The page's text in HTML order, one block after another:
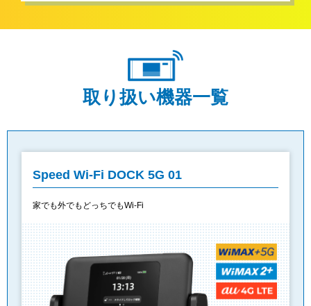
取り扱い機器一覧
Speed Wi-Fi DOCK 5G 01
家でも外でもどっちでもWi-Fi